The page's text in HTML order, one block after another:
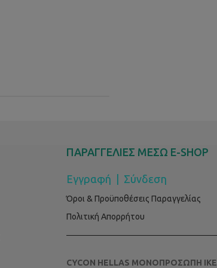
ΠΑΡΑΓΓΕΛΙΕΣ ΜΕΣΩ E-SHOP
Εγγραφή Σύνδεση
Όροι & Προϋποθέσεις Παραγγελίας
Πολιτική Απορρήτου
CYCON HELLAS ΜΟΝΟΠΡΟΣΩΠΗ ΙΚΕ